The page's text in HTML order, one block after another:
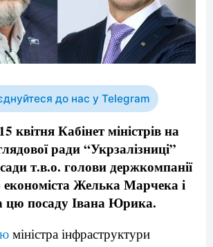
до нас у Telegram
квітня Кабінет міністрів на
ради “Укрзалізниці”
т.в.о. голови держкомпанії
економіста Желька Марчека і
цю посаду Івана Юрика.
міністра інфраструктури